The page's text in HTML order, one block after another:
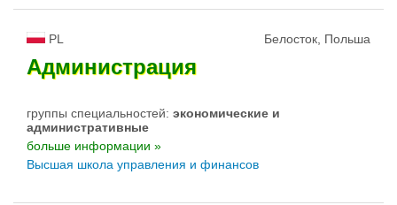
PL Белосток, Польша
Администрация
группы специальностей: экономические и
административные
больше информации »
Высшая школа управления и финансов